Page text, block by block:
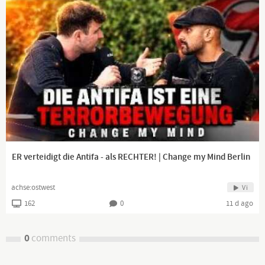
ER verteidigt die Antifa - als RECHTER! | Change my Mind Berlin
achse:ostwest Vi
162 0 11 d ago
0comments